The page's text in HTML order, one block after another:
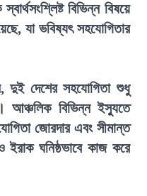
বিভিন্ন বিষয়ে
যা ভবিষ্যৎ সহযোগিতার
দুই দেশের সহযোগিতা শুধু
আঞ্চলিক বিভিন্ন ইস্যুতে
জোরদার এবং সীমান্ত
ইরাক ঘনিষ্ঠভাবে কাজ করে